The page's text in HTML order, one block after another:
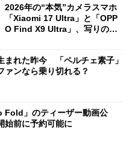
2026年の“本気”カメラスマホ
「Xiaomi 17 Ultra」と「OPP
O Find X9 Ultra」、写りの違
まれた昨今 「ペルチェ素子」
ァンなら乗り切れる？
Fold」のティーザー動画公
前に予約可能に